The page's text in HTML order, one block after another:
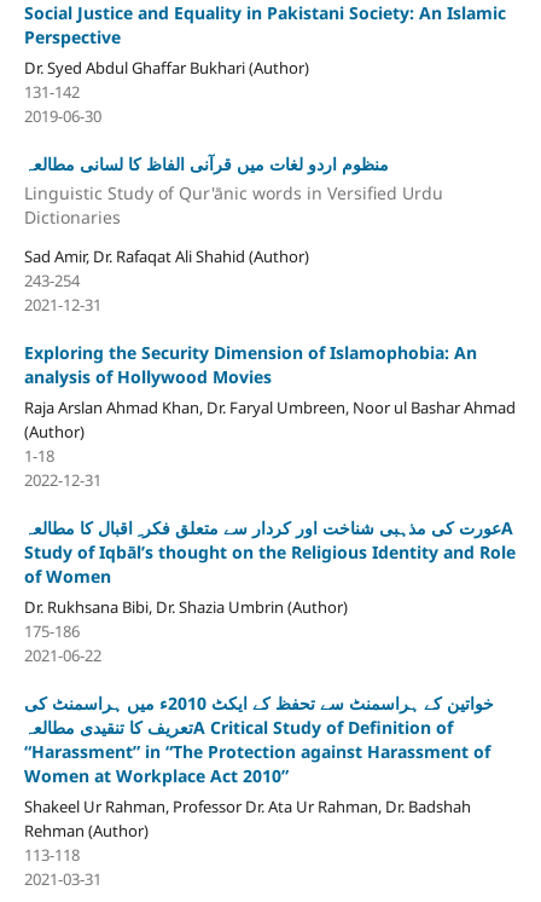
Social Justice and Equality in Pakistani Society: An Islamic
Perspective
Dr. Syed Abdul Ghaffar Bukhari (Author)
131-142
2019-06-30
منظوم اردو لغات میں قرآنی الفاظ کا لسانی مطالعہ
Linguistic Study of Qur'ānic words in Versified Urdu
Dictionaries
Sad Amir, Dr. Rafaqat Ali Shahid (Author)
243-254
2021-12-31
Exploring the Security Dimension of Islamophobia: An
analysis of Hollywood Movies
Raja Arslan Ahmad Khan, Dr. Faryal Umbreen, Noor ul Bashar Ahmad
(Author)
1-18
2022-12-31
عورت کی مذہبی شناخت اور کردار سے متعلق فکر ِ اقبال کا مطالعہA
Study of Iqbāl’s thought on the Religious Identity and Role
of Women
Dr. Rukhsana Bibi, Dr. Shazia Umbrin (Author)
175-186
2021-06-22
خواتین کے ہراسمنٹ سے تحفظ کے ایکٹ 2010ء میں ہراسمنٹ کی
تعریف کا تنقیدی مطالعہA Critical Study of Definition of
“Harassment” in “The Protection against Harassment of
Women at Workplace Act 2010”
Shakeel Ur Rahman, Professor Dr. Ata Ur Rahman, Dr. Badshah
Rehman (Author)
113-118
2021-03-31